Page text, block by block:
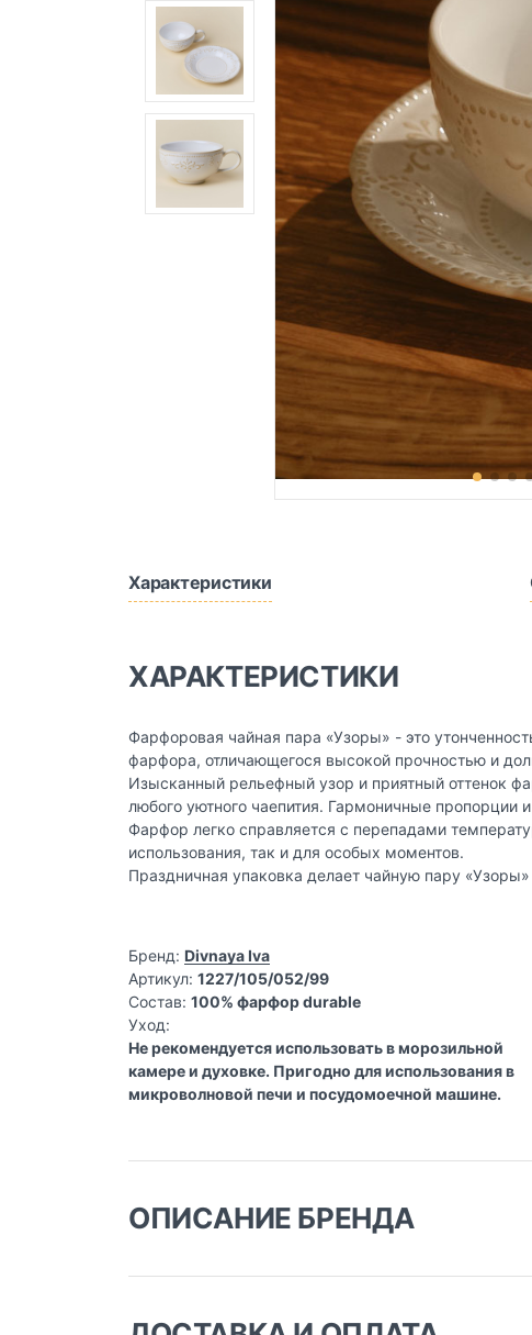
Характеристики
ХАРАКТЕРИСТИКИ
Фарфоровая чайная пара «Узоры» - это
фарфора, отличающегося высокой прочностью и
Изысканный рельефный узор и приятный оттенок
любого уютного чаепития. Гармоничные пропорции
Фарфор легко справляется с перепадами
использования, так и для особых моментов.
Праздничная упаковка делает чайную пару
Бренд: Divnaya Iva
Артикул: 1227/105/052/99
Состав: 100% фарфор durable
Уход:
Не рекомендуется использовать в морозильной
камере и духовке. Пригодно для использования в
микроволновой печи и посудомоечной машине.
ОПИСАНИЕ БРЕНДА
Divnaya Iva
– бренд домашнего декора и